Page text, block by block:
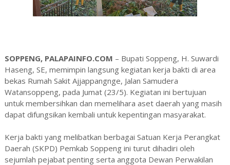
SOPPENG, PALAPAINFO.COM – Bupati Soppeng, H. Suwardi
Haseng, SE, memimpin langsung kegiatan kerja bakti di area
bekas Rumah Sakit Ajjappangnge, Jalan Samudera
Watansoppeng, pada Jumat (23/5). Kegiatan ini bertujuan
untuk membersihkan dan memelihara aset daerah yang masih
dapat difungsikan kembali untuk kepentingan masyarakat.
Kerja bakti yang melibatkan berbagai Satuan Kerja Perangkat
Daerah (SKPD) Pemkab Soppeng ini turut dihadiri oleh
sejumlah pejabat penting serta anggota Dewan Perwakilan